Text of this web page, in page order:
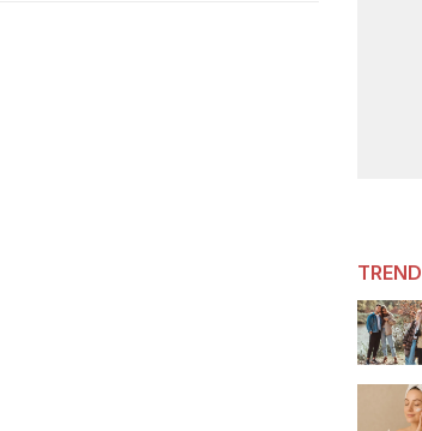
TREND